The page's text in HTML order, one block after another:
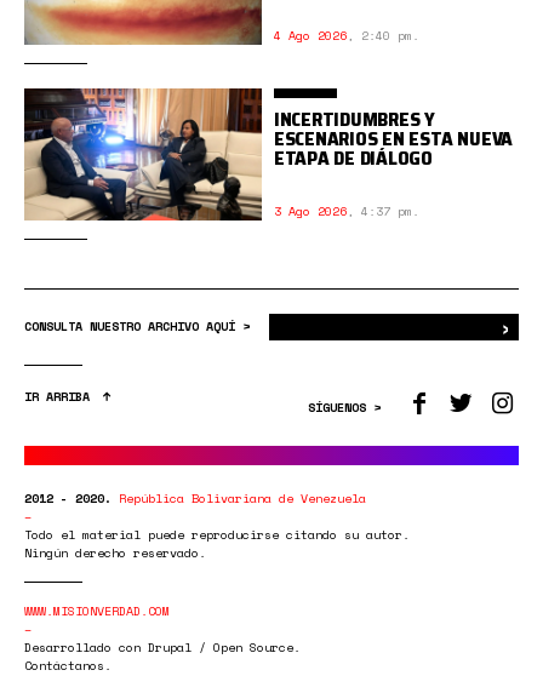
4 Ago 2026, 2:40 pm.
INCERTIDUMBRES Y
ESCENARIOS EN ESTA NUEVA
ETAPA DE DIÁLOGO
3 Ago 2026, 4:37 pm.
CONSULTA NUESTRO ARCHIVO AQUÍ > ›
IR ARRIBA
SÍGUENOS >
2012 - 2020. República Bolivariana de Venezuela
Todo el material puede reproducirse citando su autor.
Ningún derecho reservado.
WWW.MISIONVERDAD.COM
Desarrollado con Drupal / Open Source.
Contáctanos.